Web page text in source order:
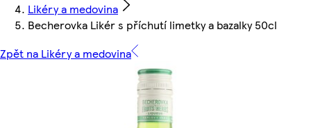
Likéry a medovina
Becherovka Likér s příchutí limetky a bazalky 50cl
Zpět na Likéry a medovina